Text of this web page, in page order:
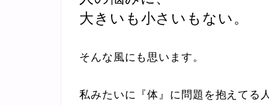
大きいも小さいもない。
そんな風にも思います。
私みたいに『体』に問題を抱えてる